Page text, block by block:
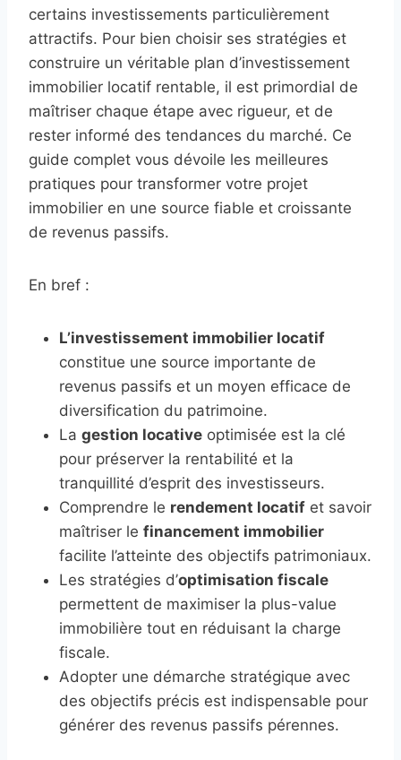
certains investissements particulièrement
attractifs. Pour bien choisir ses stratégies et
construire un véritable plan d’investissement
immobilier locatif rentable, il est primordial de
maîtriser chaque étape avec rigueur, et de
rester informé des tendances du marché. Ce
guide complet vous dévoile les meilleures
pratiques pour transformer votre projet
immobilier en une source fiable et croissante
de revenus passifs.
En bref :
L’investissement immobilier locatif
constitue une source importante de
revenus passifs et un moyen efficace de
diversification du patrimoine.
La gestion locative optimisée est la clé
pour préserver la rentabilité et la
tranquillité d’esprit des investisseurs.
Comprendre le rendement locatif et savoir
maîtriser le financement immobilier
facilite l’atteinte des objectifs patrimoniaux.
Les stratégies d’optimisation fiscale
permettent de maximiser la plus-value
immobilière tout en réduisant la charge
fiscale.
Adopter une démarche stratégique avec
des objectifs précis est indispensable pour
générer des revenus passifs pérennes.